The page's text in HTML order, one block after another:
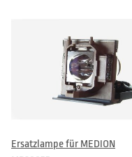
Ersatzlampe für MEDION